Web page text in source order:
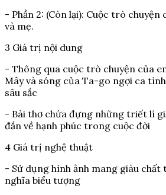
- Phần 2: (Còn lại): Cuộc trò chuyện
và mẹ.
3 Giá trị nội dung
- Thông qua cuộc trò chuyện của
Mây và sóng của Ta-go ngợi ca
sâu sắc
- Bài thơ chứa đựng những triết lí
đắn về hạnh phúc trong cuộc đời
4 Giá trị nghệ thuật
- Sử dụng hình ảnh mang giàu
nghĩa biểu tượng